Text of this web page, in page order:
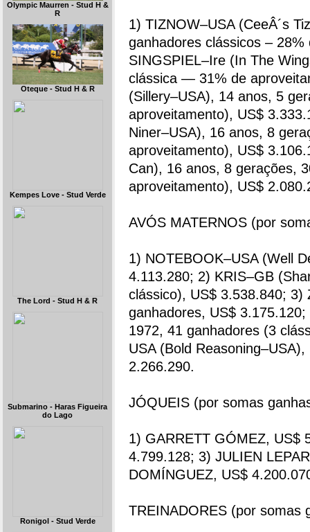
Olympic Maurren - Stud H &
R
Oteque - Stud H & R
Kempes Love - Stud Verde
The Lord - Stud H & R
Submarino - Haras Figueira
do Lago
Ronigol - Stud Verde
1) TIZNOW–USA (CeeÂ´s
ganhadores clássicos –
SINGSPIEL–Ire (In The
clássica — 31% de
(Sillery–USA), 14 anos, 5
aproveitamento), US$
Niner–USA), 16 anos, 8
aproveitamento), US$
Can), 16 anos, 8 gerações,
aproveitamento), US$
AVÓS MATERNOS (por
1) NOTEBOOK–USA (Well
4.113.280; 2) KRIS–GB
clássico), US$ 3.538.840; 3)
ganhadores, US$
1972, 41 ganhadores (3
USA (Bold
2.266.290.
JÓQUEIS (por somas
1) GARRETT GÓMEZ, US$
4.799.128; 3) JULIEN
DOMÍNGUEZ, US$
TREINADORES (por somas